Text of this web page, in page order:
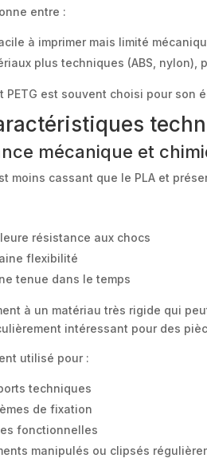
entre :
à imprimer mais limité
plus techniques (ABS, nylon),
PETG est souvent choisi pour son
mécanique et
moins cassant que le PLA et
résistance aux chocs
flexibilité
tenue dans le temps
à un matériau très rigide qui
intéressant pour des
utilisé pour :
techniques
de fixation
fonctionnelles
manipulés ou clipsés